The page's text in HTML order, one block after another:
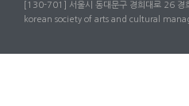
[130-701] 서울시 동대문구 경희대로 26
korean society of arts and cultural